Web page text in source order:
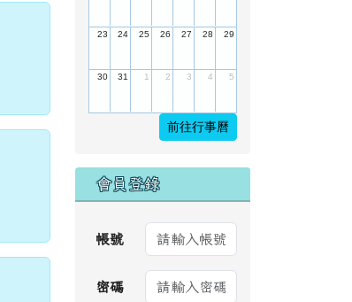
23 24 25 26 27 28 29
30 31 1 2 3 4 5
前往行事曆
會員登錄
帳號
密碼